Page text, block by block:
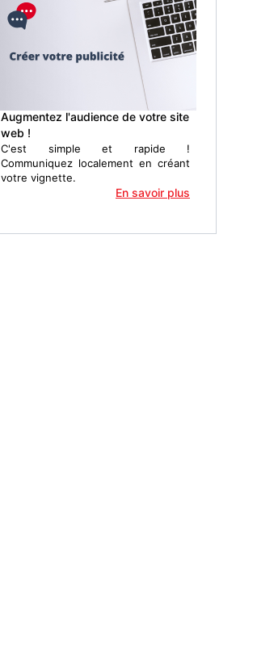
Augmentez l'audience de votre site
web !
C'est simple et rapide !
Communiquez localement en créant
votre vignette.
En savoir plus